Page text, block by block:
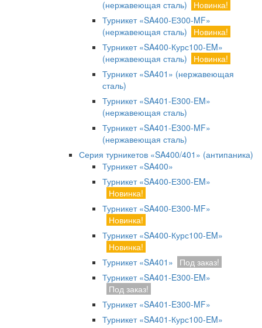
(нержавеющая сталь)
Новинка!
Турникет «SA400-Е300-MF»
(нержавеющая сталь)
Новинка!
Турникет «SA400-Курс100-EM»
(нержавеющая сталь)
Новинка!
Турникет «SA401» (нержавеющая
сталь)
Турникет «SA401-E300-EM»
(нержавеющая сталь)
Турникет «SA401-E300-MF»
(нержавеющая сталь)
Серия турникетов «SA400/401» (антипаника)
Турникет «SA400»
Турникет «SA400-Е300-EM»
Новинка!
Турникет «SA400-Е300-MF»
Новинка!
Турникет «SA400-Курс100-EM»
Новинка!
Турникет «SA401»
Под заказ!
Турникет «SA401-E300-EM»
Под заказ!
Турникет «SA401-E300-MF»
Турникет «SA401-Курс100-EM»